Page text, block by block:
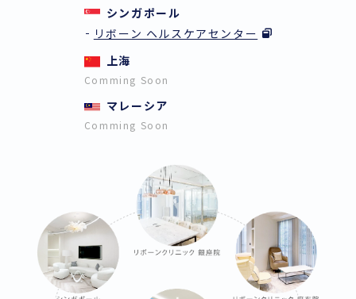
シンガポール
リボーン ヘルスケアセンター
上海
Comming Soon
マレーシア
Comming Soon